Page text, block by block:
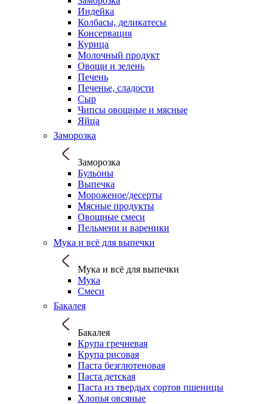
Индейка
Колбасы, деликатесы
Консервация
Курица
Молочный продукт
Овощи и зелень
Печень
Печенье, сладости
Сыр
Чипсы овощные и мясные
Яйца
Заморозка
Заморозка
Бульоны
Выпечка
Мороженое/десерты
Мясные продукты
Овощные смеси
Пельмени и вареники
Мука и всё для выпечки
Мука и всё для выпечки
Мука
Смеси
Бакалея
Бакалея
Крупа гречневая
Крупа рисовая
Паста безглютеновая
Паста детская
Паста из твердых сортов пшеницы
Хлопья овсяные